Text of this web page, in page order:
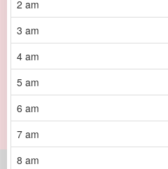
2 am
3 am
4 am
5 am
6 am
7 am
8 am